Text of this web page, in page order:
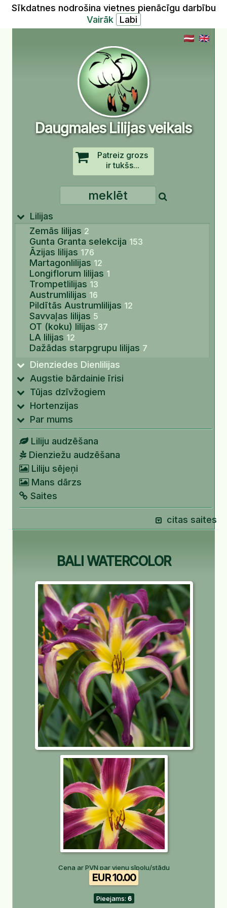
Sīkdatnes nodrošina vietnes pienācīgu darbību
Vairāk
Daugmales Lilijas veikals
Patreiz grozs
ir tukšs...
Lilijas
Zemās lilijas 2
Gunta Granta selekcija 153
Āzijas lilijas 176
Martagonlilijas 12
Longiflorum lilijas 1
Trompetlilijas 13
Austrumlilijas 16
Pildītās Austrumlilijas 12
Savvaļas lilijas 5
OT (koku) lilijas 37
LA lilijas 12
Dažādas starpgrupu lilijas 7
Dienziedes Dienlilijas
Augstie bārdainie īrisi
Tūjas dzīvžogiem
Hortenzijas
Par mums
Liliju audzēšana
Dienziežu audzēšana
Liliju sējeņi
Mans dārzs
Saites
citas saites
BALI WATERCOLOR
Cena ar PVN par vienu sīpolu/stādu
EUR 10.00
Pieejams: 6